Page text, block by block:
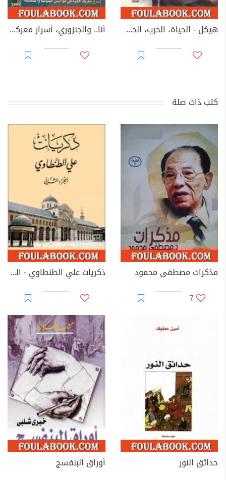
هيكل - الحياة، الحرب، الحب هو وعبد الناصر أنا.. والجنزوري، أسرار معركة خفية في كواليس السياسة والصحافة
كتب ذات صلة
مذكرات مصطفى محمود
7
ذكريات علي الطنطاوي - الجزء الثاني
حدائق النور
أوراق البنفسج